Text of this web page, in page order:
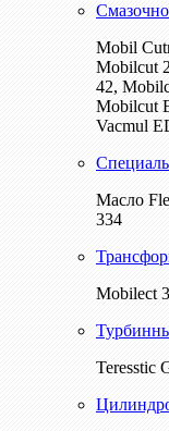
Mobil
Mobilcut
42,
Mobilcut
Vacmul
Масло
334
Mobilect
Teresstic